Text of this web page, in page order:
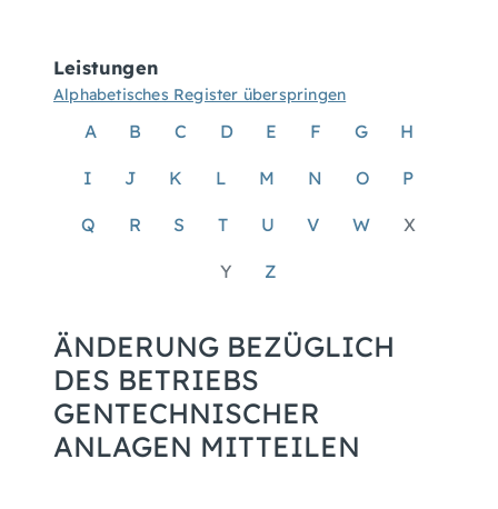
Leistungen
Alphabetisches Register überspringen
A B C D E F G H
I J K L M N O P
Q R S T U V W X
Y Z
ÄNDERUNG BEZÜGLICH
DES BETRIEBS
GENTECHNISCHER
ANLAGEN MITTEILEN